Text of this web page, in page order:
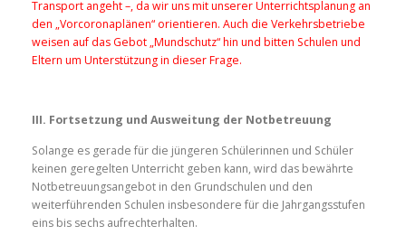
Transport angeht –, da wir uns mit unserer Unterrichtsplanung an
den „Vorcoronaplänen“ orientieren. Auch die Verkehrsbetriebe
weisen auf das Gebot „Mundschutz“ hin und bitten Schulen und
Eltern um Unterstützung in dieser Frage.
III. Fortsetzung und Ausweitung der Notbetreuung
Solange es gerade für die jüngeren Schülerinnen und Schüler
keinen geregelten Unterricht geben kann, wird das bewährte
Notbetreuungsangebot in den Grundschulen und den
weiterführenden Schulen insbesondere für die Jahrgangsstufen
eins bis sechs aufrechterhalten.